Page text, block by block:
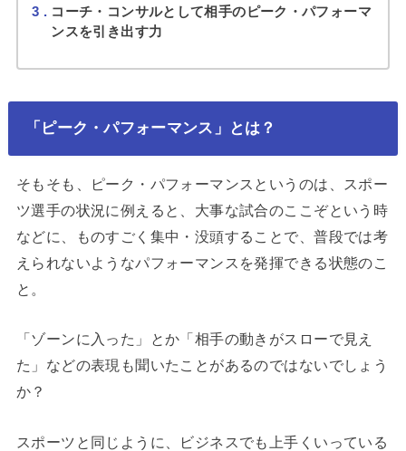
3
コーチ・コンサルとして相手のピーク・パフォーマ
ンスを引き出す力
「ピーク・パフォーマンス」とは？
そもそも、ピーク・パフォーマンスというのは、スポー
ツ選手の状況に例えると、大事な試合のここぞという時
などに、ものすごく集中・没頭することで、普段では考
えられないようなパフォーマンスを発揮できる状態のこ
と。
「ゾーンに入った」とか「相手の動きがスローで見え
た」などの表現も聞いたことがあるのではないでしょう
か？
スポーツと同じように、ビジネスでも上手くいっている